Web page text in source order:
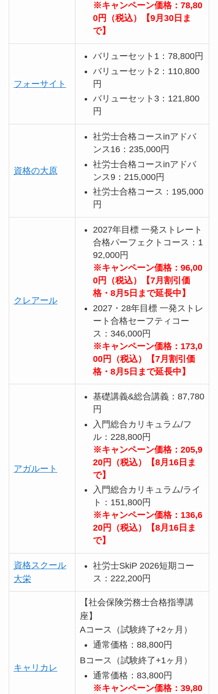
※キャンペーン価格：78,80
0円（税込）【9月30日ま
で】
フォーサイト
バリューセット1：78,800円
バリューセット2：110,800
円
バリューセット3：121,800
円
資格の大原
社労士合格コースinアドバ
ンス16：235,000円
社労士合格コースinアドバ
ンス9：215,000円
社労士合格コース：195,000
円
クレアール
2027年目標 一発ストレート
合格パーフェクトコース：1
92,000円
※キャンペーン価格：96,00
0円（税込）【7月割引価
格・8月5日まで延長中】
2027・28年目標 一発ストレ
ート合格セーフティコー
ス：346,000円
※キャンペーン価格：173,0
00円（税込）【7月割引価
格・8月5日まで延長中】
アガルート
基礎講義&総合講義：87,780
円
入門総合カリキュラム/フ
ル：228,800円
※キャンペーン価格：205,9
20円（税込）【8月16日ま
で】
入門総合カリキュラム/ライ
ト：151,800円
※キャンペーン価格：136,6
20円（税込）【8月16日ま
で】
資格スクール
大栄
社労士SkiP 2026短期コー
ス：222,200円
キャリカレ
【社会保険労務士合格指導講
座】
Aコース（試験終了+2ヶ月）
通常価格：88,800円
Bコース（試験終了+1ヶ月）
通常価格：83,800円
※キャンペーン価格：39,80